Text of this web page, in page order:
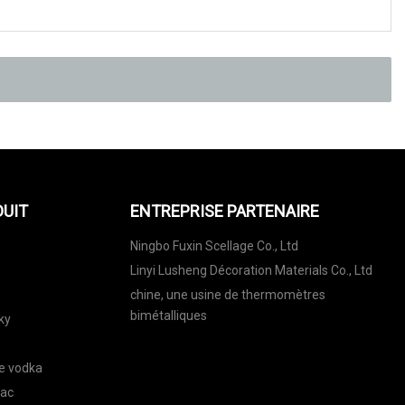
vodka
ENTREPRISE PARTENAIRE
Ningbo Fuxin Scellage Co., Ltd
Linyi Lusheng Décoration Materials Co., Ltd
chine, une usine de thermomètres
bimétalliques